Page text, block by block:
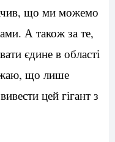
що ми можемо
А також за те,
єдине в області
що лише
цей гігант з